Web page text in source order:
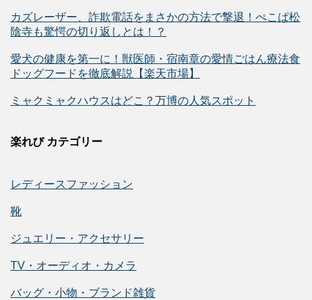
カズレーザー、詐欺電話をまさかの方法で撃退！ぺこぱ松
陰寺も驚愕の切り返しとは！？
愛犬の健康を第一に！獣医師・宿南章の愛情ごはん療法食
ドッグフードを徹底解説【楽天市場】
ミャクミャクハウスはどこ？万博の人気スポット
楽れび カテゴリー
レディースファッション
靴
ジュエリー・アクセサリー
TV・オーディオ・カメラ
バッグ・小物・ブランド雑貨